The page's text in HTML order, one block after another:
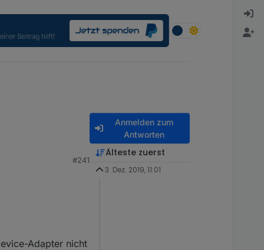
#241
Adapter nicht
Anmelden zum
Antworten
Älteste zuerst
3. Dez. 2019, 11:01